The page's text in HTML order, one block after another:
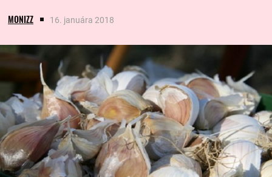
MONIZZ 16. januára 2018